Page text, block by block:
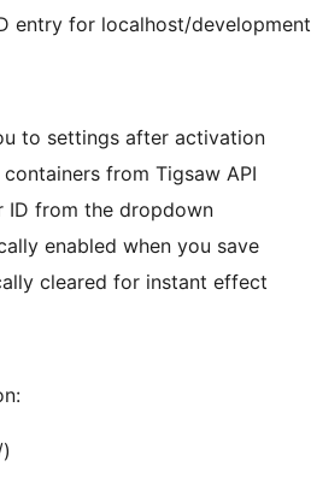
entry for localhost/development
to settings after activation
from Tigsaw API
ID from the dropdown
enabled when you save
cleared for instant effect